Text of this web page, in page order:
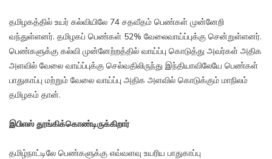
தமிழகத்தில் உயர் கல்வியிலே 74 சதவீதம் பெண்கள் முன்னேறி
வந்துள்ளனர். தமிழகப் பெண்கள் 52% வேலைவாய்ப்புக்கு சென்றுள்ளனர்.
பெண்களுக்கு கல்வி முன்னேற்றத்தில் வாய்ப்பு கொடுத்து அவர்கள் அதிக
அளவில் வேலை வாய்ப்புக்கு செல்வதிலிருந்து இந்தியாவிலேயே பெண்கள்
பாதுகாப்பு மற்றும் வேலை வாய்ப்பு அதிக அளவில் கொடுக்கும் மாநிலம்
தமிழகம் தான்.
இபிஎஸ் தூங்கிக்கொண்டிருக்கிறார்
தமிழ்நாட்டிலே பெண்களுக்கு எவ்வளவு உயரிய பாதுகாப்பு